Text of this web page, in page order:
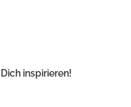
inspirieren!